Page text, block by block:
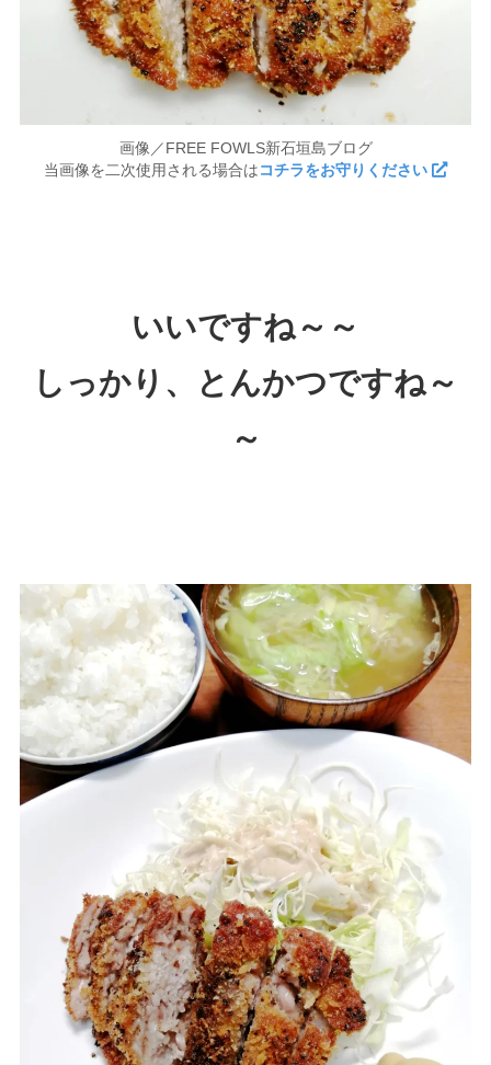
画像／FREE FOWLS新石垣島ブログ
当画像を二次使用される場合はコチラをお守りください
いいですね～～
しっかり、とんかつですね～
～